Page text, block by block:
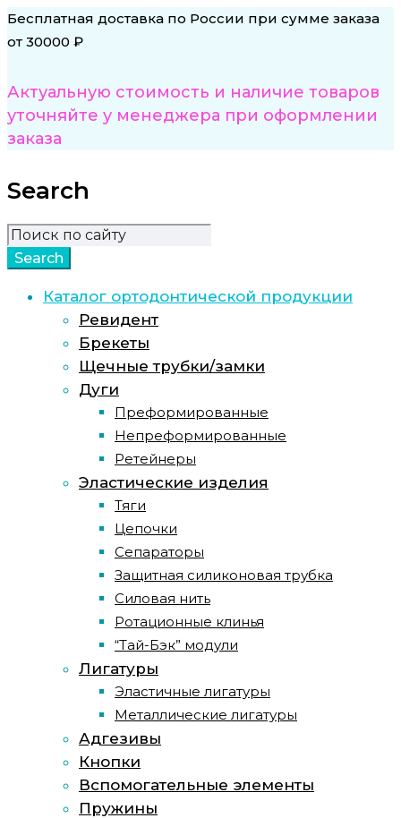
Бесплатная доставка по России при сумме заказа
от 30000 ₽
Актуальную стоимость и наличие товаров
уточняйте у менеджера при оформлении
заказа
Search
Каталог ортодонтической продукции
Ревидент
Брекеты
Щечные трубки/замки
Дуги
Преформированные
Непреформированные
Ретейнеры
Эластические изделия
Тяги
Цепочки
Сепараторы
Защитная силиконовая трубка
Силовая нить
Ротационные клинья
“Тай-Бэк” модули
Лигатуры
Эластичные лигатуры
Металлические лигатуры
Адгезивы
Кнопки
Вспомогательные элементы
Пружины